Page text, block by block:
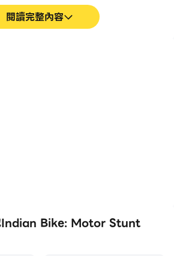
閱讀完整內容
Indian Bike: Motor Stunt